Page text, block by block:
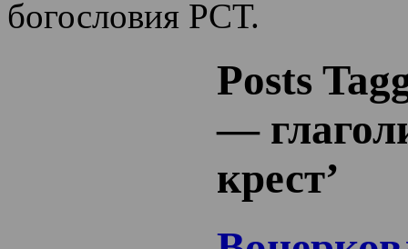
богословия РСТ.
Posts
—
крест’